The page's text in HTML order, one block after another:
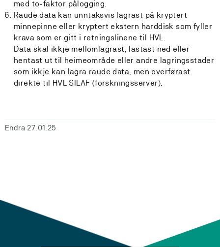
med to-faktor pålogging.
Raude data kan unntaksvis lagrast på kryptert
minnepinne eller kryptert ekstern harddisk som fyller
krava som er gitt i retningslinene til HVL.
Data skal ikkje mellomlagrast, lastast ned eller
hentast ut til heimeområde eller andre lagringsstader
som ikkje kan lagra raude data, men overførast
direkte til HVL SILAF (forskningsserver).
Endra 27.01.25